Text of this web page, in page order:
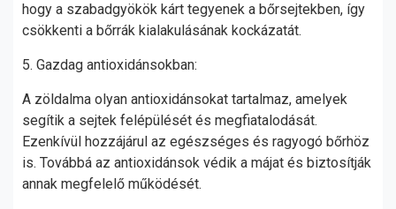
hogy a szabadgyökök kárt tegyenek a bőrsejtekben, így
csökkenti a bőrrák kialakulásának kockázatát.
5. Gazdag antioxidánsokban:
A zöldalma olyan antioxidánsokat tartalmaz, amelyek
segítik a sejtek felépülését és megfiatalodását.
Ezenkívül hozzájárul az egészséges és ragyogó bőrhöz
is. Továbbá az antioxidánsok védik a májat és biztosítják
annak megfelelő működését.